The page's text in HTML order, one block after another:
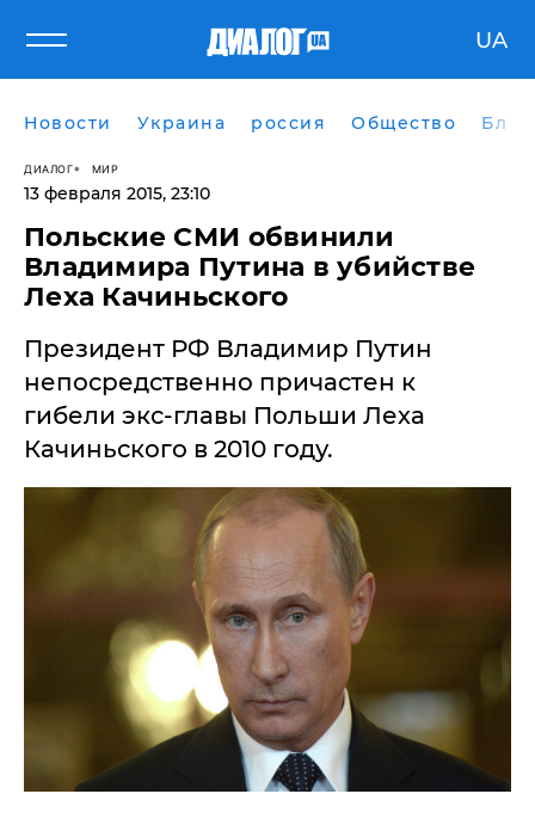
UA
Новости Украина россия Общество
ДИАЛОГ МИР
13 февраля 2015, 23:10
Польские СМИ обвинили
Владимира Путина в убийстве
Леха Качиньского
Президент РФ Владимир Путин
непосредственно причастен к
гибели экс-главы Польши Леха
Качиньского в 2010 году.